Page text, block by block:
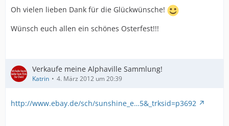
Oh vielen lieben Dank für die Glückwünsche!
Wünsch euch allen ein schönes Osterfest!!!
Verkaufe meine Alphaville Sammlung!
Katrin 4. März 2012 um 20:39
http://www.ebay.de/sch/sunshine_e…5&_trksid=p3692